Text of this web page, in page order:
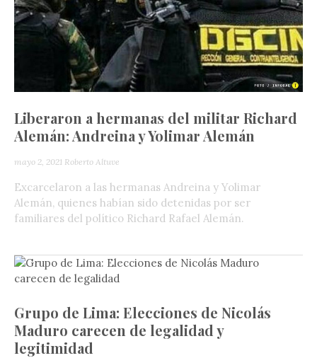
Liberaron a hermanas del militar Richard
Alemán: Andreina y Yolimar Alemán
mayo 2, 2021 Roberto Altuve
Excarcelaron a las hermanas Andreina y Yolimar
Alemán, quienes habían sido detenidas por ser
familiares del político Richard Rafael Alemán.
Grupo de Lima: Elecciones de Nicolás
Maduro carecen de legalidad y
legitimidad